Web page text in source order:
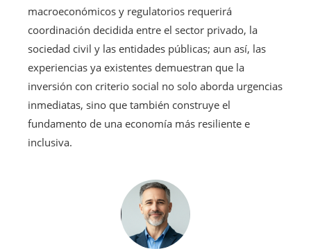
macroeconómicos y regulatorios requerirá
coordinación decidida entre el sector privado, la
sociedad civil y las entidades públicas; aun así, las
experiencias ya existentes demuestran que la
inversión con criterio social no solo aborda urgencias
inmediatas, sino que también construye el
fundamento de una economía más resiliente e
inclusiva.